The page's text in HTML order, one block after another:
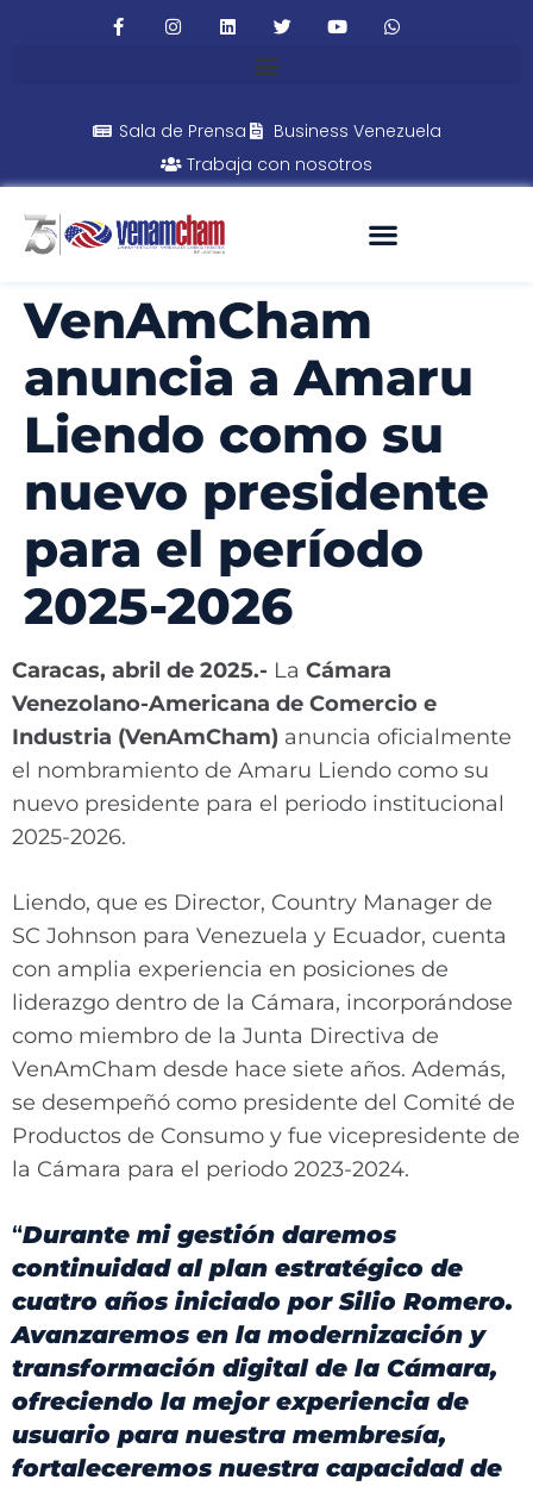
Sala de Prensa
Business Venezuela
Trabaja con nosotros
VenAmCham
anuncia a Amaru
Liendo como su
nuevo presidente
para el período
2025-2026
Caracas, abril de 2025.- La Cámara
Venezolano-Americana de Comercio e
Industria (VenAmCham) anuncia oficialmente
el nombramiento de Amaru Liendo como su
nuevo presidente para el periodo institucional
2025-2026.
Liendo, que es Director, Country Manager de
SC Johnson para Venezuela y Ecuador, cuenta
con amplia experiencia en posiciones de
liderazgo dentro de la Cámara, incorporándose
como miembro de la Junta Directiva de
VenAmCham desde hace siete años. Además,
se desempeñó como presidente del Comité de
Productos de Consumo y fue vicepresidente de
la Cámara para el periodo 2023-2024.
“Durante mi gestión daremos
continuidad al plan estratégico de
cuatro años iniciado por Silio Romero.
Avanzaremos en la modernización y
transformación digital de la Cámara,
ofreciendo la mejor experiencia de
usuario para nuestra membresía,
fortaleceremos nuestra capacidad de